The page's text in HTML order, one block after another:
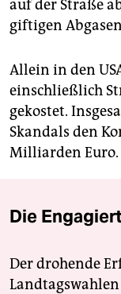
auf der Straße
giftigen
Allein in den
einschließlich
gekostet.
Skandals den
Milliarden Euro.
Die
Der drohende